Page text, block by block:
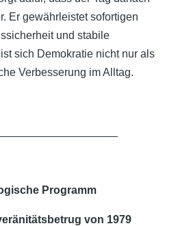
Er gewährleistet sofortigen
und stabile
sich Demokratie nicht nur als
Verbesserung im Alltag.
Programm
von 1979